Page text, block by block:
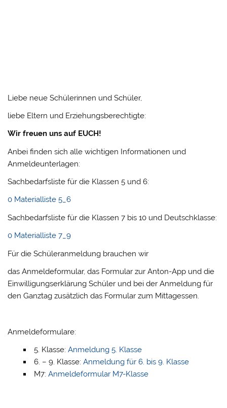
Liebe neue Schülerinnen und Schüler,
liebe Eltern und Erziehungsberechtigte:
Wir freuen uns auf EUCH!
Anbei finden sich alle wichtigen Informationen und
Anmeldeunterlagen:
Sachbedarfsliste für die Klassen 5 und 6:
0 Materialliste 5_6
Sachbedarfsliste für die Klassen 7 bis 10 und Deutschklasse:
0 Materialliste 7_9
Für die Schüleranmeldung brauchen wir
das Anmeldeformular, das Formular zur Anton-App und die
Einwilligungserklärung Schüler und bei der Anmeldung für
den Ganztag zusätzlich das Formular zum Mittagessen.
Anmeldeformulare:
5. Klasse: Anmeldung 5. Klasse
6. – 9. Klasse: Anmeldung für 6. bis 9. Klasse
M7: Anmeldeformular M7-Klasse